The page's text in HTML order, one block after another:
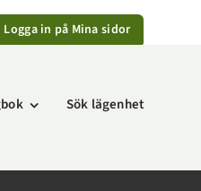
Logga in på Mina sidor
Sök lägenhet